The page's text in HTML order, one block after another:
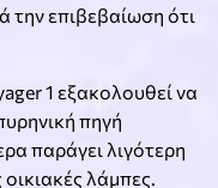
την επιβεβαίωση ότι
1 εξακολουθεί να
πηγή
παράγει λιγότερη
λάμπες.